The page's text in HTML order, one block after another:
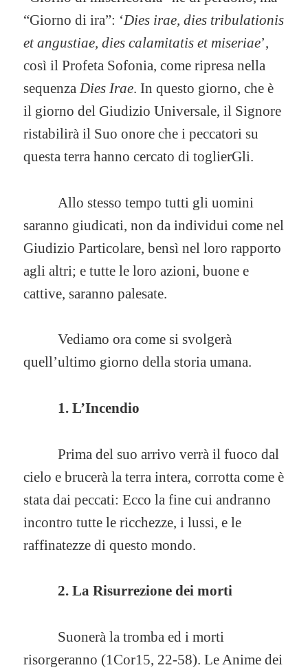
“Giorno di ira”: ‘Dies irae, dies tribulationis
et angustiae, dies calamitatis et miseriae’,
così il Profeta Sofonia, come ripresa nella
sequenzaDies Irae. In questo giorno, che è
il giorno del Giudizio Universale, il Signore
ristabilirà il Suo onore che i peccatori su
questa terra hanno cercato di toglierGli.
Allo stesso tempo tutti gli uomini
saranno giudicati, non da individui come nel
Giudizio Particolare, bensì nel loro rapporto
agli altri; e tutte le loro azioni, buone e
cattive, saranno palesate.
Vediamo ora come si svolgerà
quell’ultimo giorno della storia umana.
1. L’Incendio
Prima del suo arrivo verrà il fuoco dal
cielo e brucerà la terra intera, corrotta come è
stata dai peccati: Ecco la fine cui andranno
incontro tutte le ricchezze, i lussi, e le
raffinatezze di questo mondo.
2. La Risurrezione dei morti
Suonerà la tromba ed i morti
risorgeranno (1Cor15, 22-58). Le Anime dei